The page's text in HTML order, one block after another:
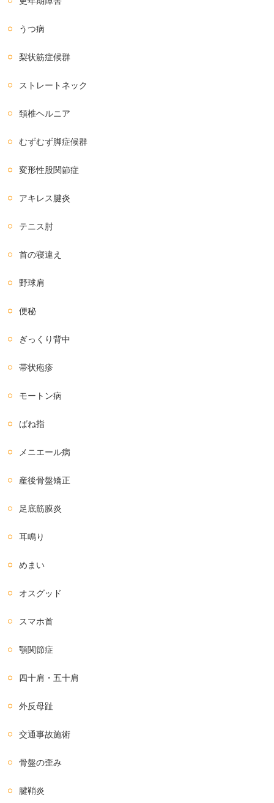
うつ病
梨状筋症候群
ストレートネック
頚椎ヘルニア
むずむず脚症候群
変形性股関節症
アキレス腱炎
テニス肘
首の寝違え
野球肩
便秘
ぎっくり背中
帯状疱疹
モートン病
ばね指
メニエール病
産後骨盤矯正
足底筋膜炎
耳鳴り
めまい
オスグッド
スマホ首
顎関節症
四十肩・五十肩
外反母趾
交通事故施術
骨盤の歪み
腱鞘炎